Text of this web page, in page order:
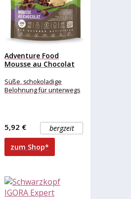
Adventure Food
Mousse au Chocolat
Süße, schokoladige
Belohnung für unterwegs
bergzeit
5,92 €
zum Shop*